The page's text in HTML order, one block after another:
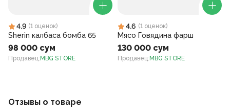
4.9 (1 оценок)
Sherin калбаса бомба 65
98 000 сум
Продавец: MBG STORE
4.6 (1 оценок)
Мясо Говядина фарш
130 000 сум
Продавец: MBG STORE
Отзывы о товаре